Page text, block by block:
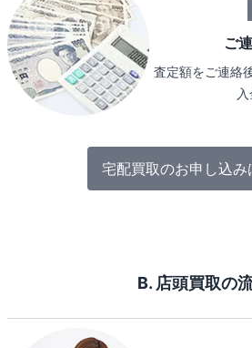
ご
査定額をご連絡
宅配買取のお申し込み
B. 店頭買取の